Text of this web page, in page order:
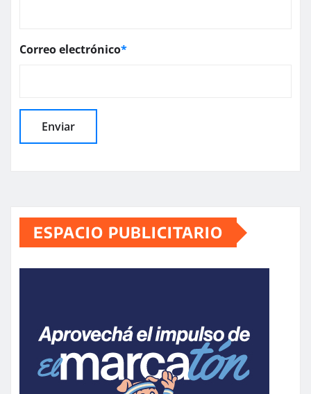
Correo electrónico*
ESPACIO PUBLICITARIO